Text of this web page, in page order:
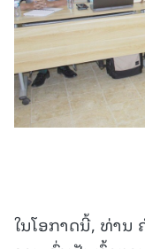
ໃນໂອກາດນີ້, ທ່ານ